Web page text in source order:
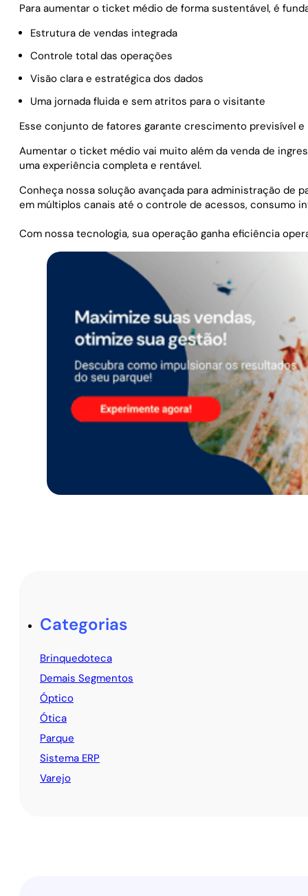
Para aumentar o ticket médio de forma sustentável, é
Estrutura de vendas integrada
Controle total das operações
Visão clara e estratégica dos dados
Uma jornada fluida e sem atritos para o visitante
Esse conjunto de fatores garante crescimento previsível
Aumentar o ticket médio vai muito além da venda de
uma experiência completa e rentável.
Conheça nossa solução avançada para administração de
em múltiplos canais até o controle de acessos, consumo
Com nossa tecnologia, sua operação ganha eficiência
Categorias
Brinquedoteca
Demais Segmentos
Óptico
Ótica
Parque
Sistema ERP
Varejo